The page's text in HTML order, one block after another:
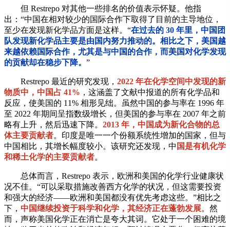
但 Restrepo 对其他一些排名的价值表示怀疑。他指
出：“中国在相对较少的国际合作下取得了目前的主导地位，
至少在发现新化学品方面是这样。“在过去的 30 年里，中国团
队发现新化学品主要是由国内努力推动的。相比之下，美国越
来越依赖国际合作，尤其是与中国的合作，而美国对化学发现
的贡献却在稳步下降。 ”
Restrepo 最近的研究发现， 2022 年在化学空间中发现的新
物质中，中国占 41% ，这涵盖了文献中报道的所有化学品和
反应，使美国的 11% 相形见绌。虽然中国的参与率在 1996 年
至 2022 年期间呈指数级增长，但美国的参与率在 2007 年之前
略有上升，然后迅速下降。 2013 年，中国成为新化合物的总
体主要贡献者。印度是唯一一个份额系统性增加的国家，但与
中国相比，其增长幅度较小。该研究还发现，中 国是有机化学
和稀土化学的主要贡献者。
总体而言，Restrepo 表示，欧洲和美国的化学行业健康状
况不佳。“可以采取措施改善西方化学的状况，但这需要投资
和强大的经济——欧洲和美国都没有优先考虑这些。”相比之
下， 中国继续投资于科学和化学，其经济正在蓬勃发展。然
而，声称美国化学正在消亡是夸大其词。它处于一个困难的境